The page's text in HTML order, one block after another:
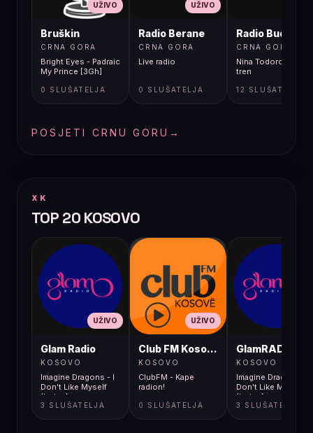
UŽIVO
Bruškin
CRNA GORA
Bright Eyes - Padraic
My Prince [3Gh]
0 SLUŠATELJA
UŽIVO
Radio Berane
CRNA GORA
Live radio
0 SLUŠATELJA
Radio Budva
CRNA GORA
Nina Todorovic -
tren
12 SLUŠATELJA
POSJETI CRNU GORU →
XK
TOP 20 KOSOVO
UŽIVO
Glam Radio
KOSOVO
Imagine Dragons - I
Don't Like Myself
(Lyrics)
3 SLUŠATELJA
UŽIVO
Club FM Kosovë
KOSOVO
ClubFM - Kape
radion!
0 SLUŠATELJA
GlamRADIO
KOSOVO
Imagine Dragons - I
Don't Like Myself
(Lyrics)
3 SLUŠATELJA